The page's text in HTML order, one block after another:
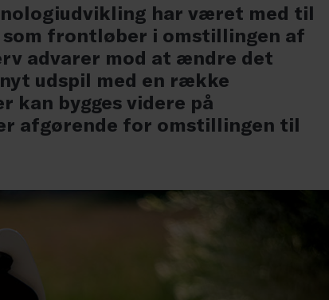
har været med til
frontløber i omstillingen af
advarer mod at ændre det
udspil med en række
kan bygges videre på
afgørende for omstillingen til